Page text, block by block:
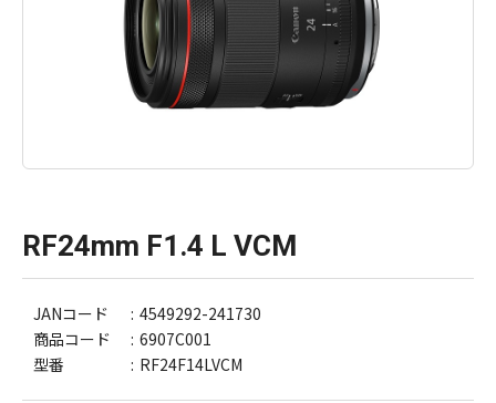
RF24mm F1.4 L VCM
JANコード
4549292-241730
商品コード
6907C001
型番
RF24F14LVCM